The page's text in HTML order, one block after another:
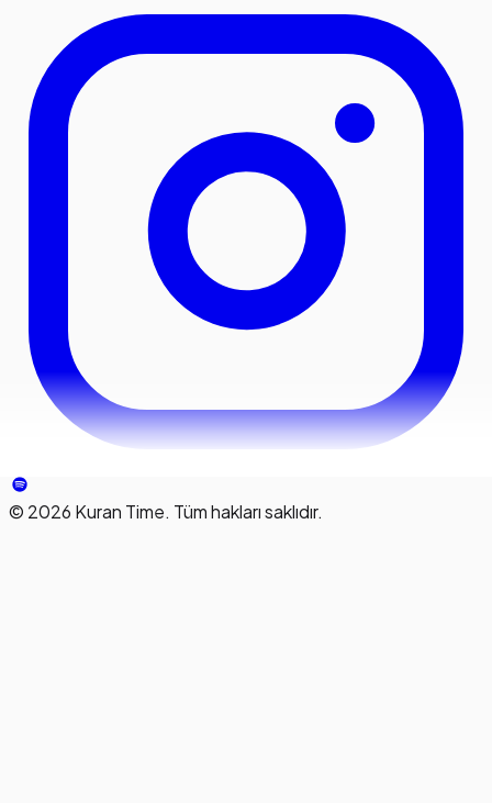
© 2026 Kuran Time. Tüm hakları saklıdır.